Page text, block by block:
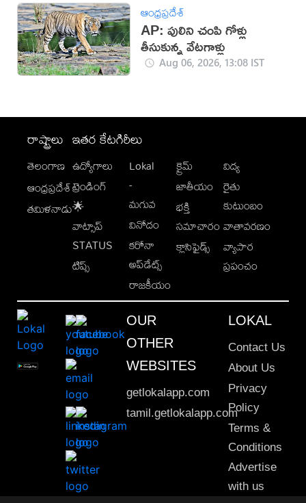
ఆంధ్రప్రదేశ్
AP: పులిని చంపి గోళ్లు
తీసుకున్న వేటగాళ్లు
Aug 06, 2026, 13:08 IST
రాష్ట్రాలు
తెలంగాణ
ఆంధ్రప్రదేశ్
తమిళనాడు
ఇతర కేటగిరీలు
ఉద్యోగాలు
ట్రెండింగ్
🌟
వాట్సాప్
STATUS
టిప్స్
Lokal
-
మగువ
వినోదం
కరోనా
అప్‌డేట్స్
రాజకీయం
క్రైమ్
జాతీయం
భక్తి
సమాచారం
క్లాసిఫైడ్స్
విద్య
రైతు
కుటుంబం
వాతావరణం
వ్యాపార
ప్రపంచం
OUR
OTHER
WEBSITES
getlokalapp.com
tamil.getlokalapp.com
LOKAL
Contact Us
About Us
Privacy
Policy
Terms &
Conditions
Advertise
with us